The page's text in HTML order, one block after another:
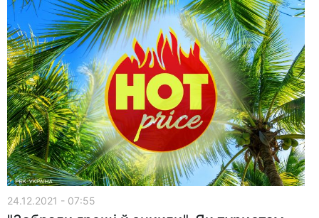
24.12.2021 - 07:55